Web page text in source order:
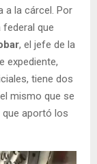
a la cárcel. Por
que
, el jefe de la
expediente,
tiene dos
mismo que se
que aportó los